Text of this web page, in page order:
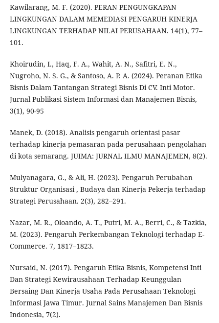
Kawilarang, M. F. (2020). PERAN PENGUNGKAPAN
LINGKUNGAN DALAM MEMEDIASI PENGARUH KINERJA
LINGKUNGAN TERHADAP NILAI PERUSAHAAN. 14(1), 77–
101.
Khoirudin, I., Haq, F. A., Wahit, A. N., Safitri, E. N.,
Nugroho, N. S. G., & Santoso, A. P. A. (2024). Peranan Etika
Bisnis Dalam Tantangan Strategi Bisnis Di CV. Inti Motor.
Jurnal Publikasi Sistem Informasi dan Manajemen Bisnis,
3(1), 90-95
Manek, D. (2018). Analisis pengaruh orientasi pasar
terhadap kinerja pemasaran pada perusahaan pengolahan
di kota semarang. JUIMA: JURNAL ILMU MANAJEMEN, 8(2).
Mulyanagara, G., & Ali, H. (2023). Pengaruh Perubahan
Struktur Organisasi , Budaya dan Kinerja Pekerja terhadap
Strategi Perusahaan. 2(3), 282–291.
Nazar, M. R., Oloando, A. T., Putri, M. A., Berri, C., & Tazkia,
M. (2023). Pengaruh Perkembangan Teknologi terhadap E-
Commerce. 7, 1817–1823.
Nursaid, N. (2017). Pengaruh Etika Bisnis, Kompetensi Inti
Dan Strategi Kewirausahaan Terhadap Keunggulan
Bersaing Dan Kinerja Usaha Pada Perusahaan Teknologi
Informasi Jawa Timur. Jurnal Sains Manajemen Dan Bisnis
Indonesia, 7(2).